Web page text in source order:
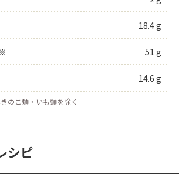
18.4 g
51 g
14.6 g
のこ類・いも類を除く
シピ